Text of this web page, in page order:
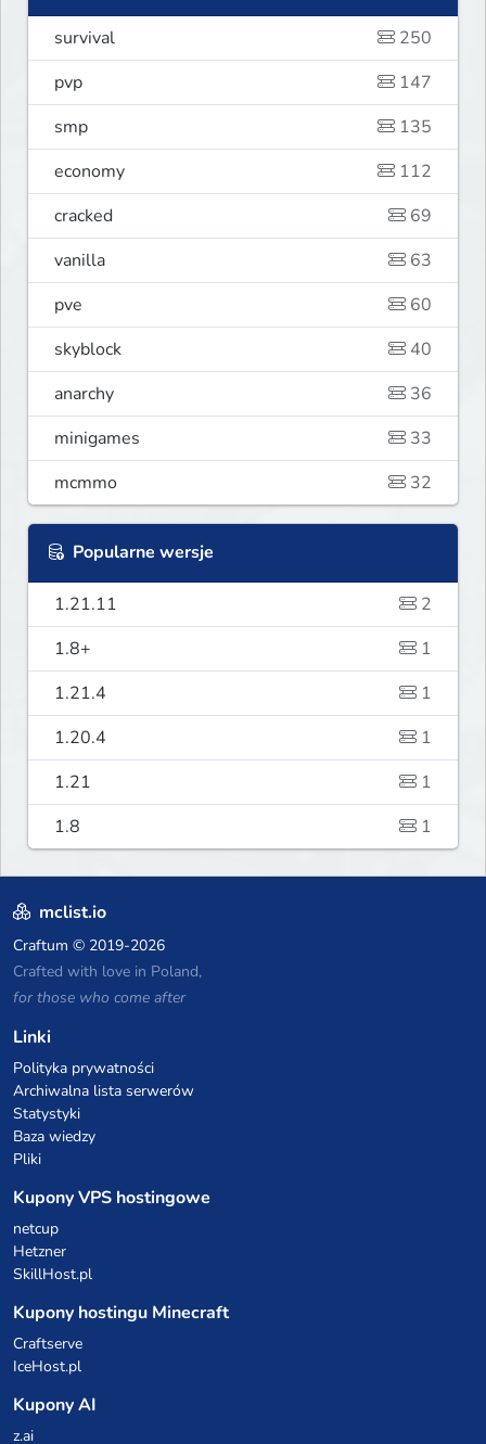
survival
250
pvp
147
smp
135
economy
112
cracked
69
vanilla
63
pve
60
skyblock
40
anarchy
36
minigames
33
mcmmo
32
Popularne wersje
1.21.11
2
1.8+
1
1.21.4
1
1.20.4
1
1.21
1
1.8
1
mclist.io
Craftum © 2019-2026
Crafted with love in Poland,
for those who come after
Linki
Polityka prywatności
Archiwalna lista serwerów
Statystyki
Baza wiedzy
Pliki
Kupony VPS hostingowe
netcup
Hetzner
SkillHost.pl
Kupony hostingu Minecraft
Craftserve
IceHost.pl
Kupony AI
z.ai